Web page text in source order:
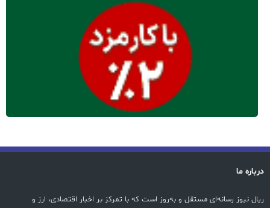
درباره ما
ریال نیوز رسانه‌ای مستقل و به‌روز است که با تمرکز بر اخبار اقتصادی، ارز و